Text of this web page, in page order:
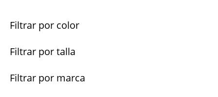
Filtrar por color
Filtrar por talla
Filtrar por marca